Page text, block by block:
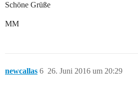
Schöne Grüße
MM
newcallas 26. Juni 2016 um 20:29
6